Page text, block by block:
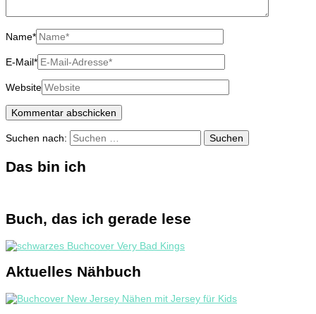
Name*
E-Mail*
Website
Suchen nach:
Das bin ich
Buch, das ich gerade lese
Aktuelles Nähbuch